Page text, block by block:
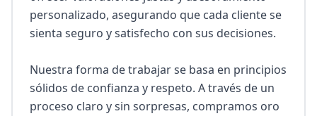
personalizado, asegurando que cada cliente se
sienta seguro y satisfecho con sus decisiones.
Nuestra forma de trabajar se basa en principios
sólidos de confianza y respeto. A través de un
proceso claro y sin sorpresas, compramos oro